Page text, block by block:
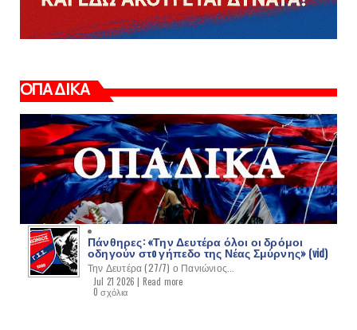
ΟΠΑΔΙΚΑ
Πάνθηρες: «Την Δευτέρα όλοι οι δρόμοι
οδηγούν στo γήπεδο της Νέας Σμύρνης» (vid)
Την Δευτέρα (27/7) ο Πανιώνιος...
Jul 21 2026 | Read more
0 σχόλια